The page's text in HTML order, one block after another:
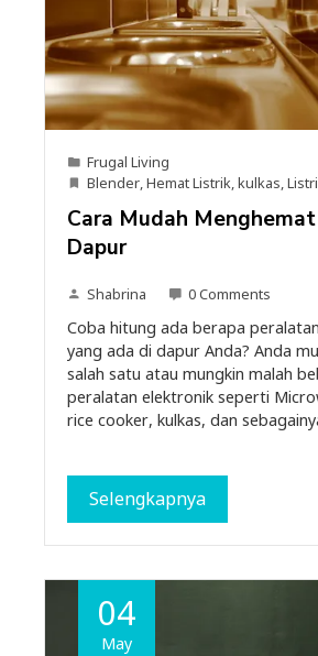
Frugal Living
Blender,Hemat Listrik,kulkas,
Cara Mudah
Dapur
Shabrina 0 Comments
Coba hitung ada berapa
yang ada di dapur Anda? Anda
salah satu atau mungkin malah
peralatan elektronik seperti
rice cooker, kulkas, dan
Selengkapnya
04
May